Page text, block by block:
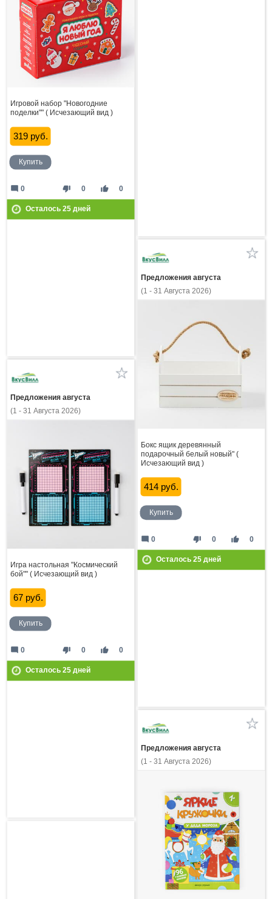
Игровой набор "Новогодние
поделки"" ( Исчезающий вид )
319 руб.
Купить
thumb_down 0 thumb_up 0
mode_comment 0
Осталось 25дней
Предложения августа
(1 - 31 Августа 2026)
Бокс ящик деревянный
подарочный белый новый" (
Исчезающий вид )
414 руб.
Купить
thumb_down 0 thumb_up 0
mode_comment 0
Осталось 25дней
Предложения августа
(1 - 31 Августа 2026)
Игра настольная "Космический
бой"" ( Исчезающий вид )
67 руб.
Купить
thumb_down 0 thumb_up 0
mode_comment 0
Осталось 25дней
Предложения августа
(1 - 31 Августа 2026)